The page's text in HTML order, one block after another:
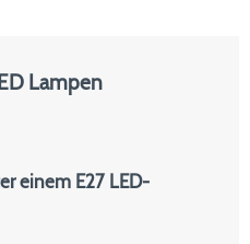
Lampen
einem E27 LED-